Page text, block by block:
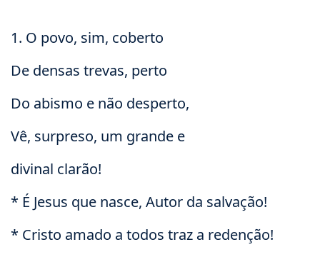
1. O povo, sim, coberto
De densas trevas, perto
Do abismo e não desperto,
Vê, surpreso, um grande e
divinal clarão!
* É Jesus que nasce, Autor da salvação!
* Cristo amado a todos traz a redenção!